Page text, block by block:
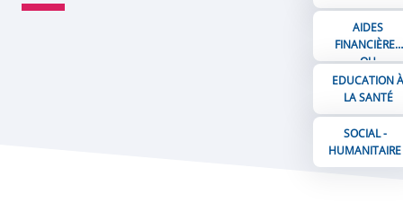
AIDES
FINANCIÈRES
OU
MATÉRIELLES
EDUCATION À
LA SANTÉ
SOCIAL -
HUMANITAIRE